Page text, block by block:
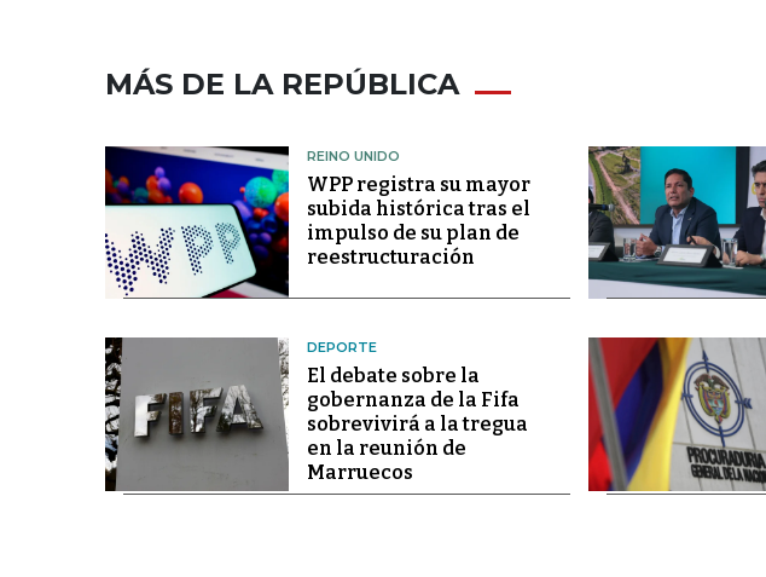
MÁS DE LA REPÚBLICA
REINO UNIDO
WPP registra su mayor
subida histórica tras el
impulso de su plan de
reestructuración
DEPORTE
El debate sobre la
gobernanza de la Fifa
sobrevivirá a la tregua
en la reunión de
Marruecos